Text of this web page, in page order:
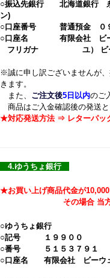
○振込先銀行 北海道銀行 糸
ン)
○口座番号 普通預金 ０９
○口座名 有限会社 ビー
フリガナ ユ） ビー
※誠に申し訳ございませんが
きます。
また、 ご注文後5日以内のご
商品はご入金確認後の発送と
★対応発送方法 ⇒ レターパッ
4.ゆうちょ銀行
★お買い上げ商品代金が
その場合 当方より送
○ゆうちょ銀行
○記号 １９９００
○番号 ５１５３７９１
○口座名 有限会社 ビーウ